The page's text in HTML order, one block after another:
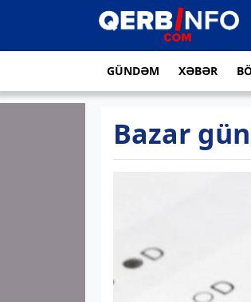
GÜNDƏM XƏBƏR
Bazar